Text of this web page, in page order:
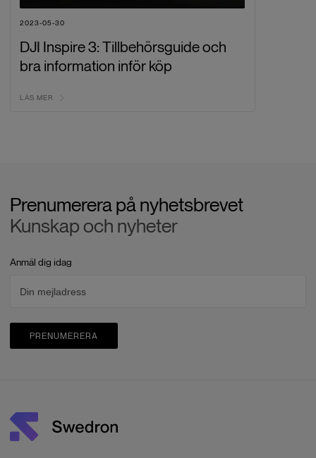
2023-05-30
DJI Inspire 3: Tillbehörsguide och
bra information inför köp
LÄS MER
Prenumerera på nyhetsbrevet
Kunskap och nyheter
Anmäl dig idag
PRENUMERERA